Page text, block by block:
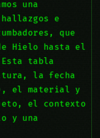
una
e
que
Hielo hasta el
tabla
la fecha
el material y
el contexto
y una